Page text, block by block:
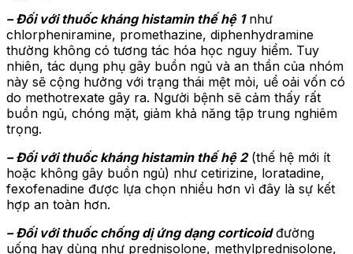
– Đối với thuốc kháng histamin thế hệ 1như
chlorpheniramine, promethazine, diphenhydramine
thường không có tương tác hóa học nguy hiểm. Tuy
nhiên, tác dụng phụ gây buồn ngủ và an thần của nhóm
này sẽ cộng hưởng với trạng thái mệt mỏi, uể oải vốn có
do methotrexate gây ra. Người bệnh sẽ cảm thấy rất
buồn ngủ, chóng mặt, giảm khả năng tập trung nghiêm
trọng.
– Đối với thuốc kháng histamin thế hệ 2(thế hệ mới ít
hoặc không gây buồn ngủ) như cetirizine, loratadine,
fexofenadine được lựa chọn nhiều hơn vì đây là sự kết
hợp an toàn hơn.
– Đối với thuốc chống dị ứng dạng corticoidđường
uống hay dùng như prednisolone, methylprednisolone,